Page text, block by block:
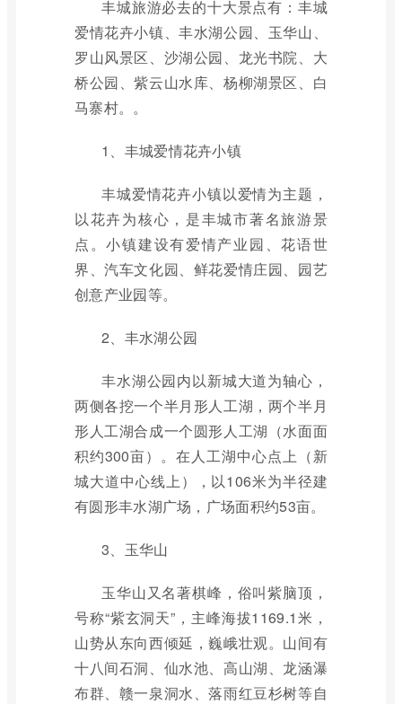
丰城旅游必去的十大景点有：丰城
爱情花卉小镇、丰水湖公园、玉华山、
罗山风景区、沙湖公园、龙光书院、大
桥公园、紫云山水库、杨柳湖景区、白
马寨村。。
1、丰城爱情花卉小镇
丰城爱情花卉小镇以爱情为主题，
以花卉为核心，是丰城市著名旅游景
点。小镇建设有爱情产业园、花语世
界、汽车文化园、鲜花爱情庄园、园艺
创意产业园等。
2、丰水湖公园
丰水湖公园内以新城大道为轴心，
两侧各挖一个半月形人工湖，两个半月
形人工湖合成一个圆形人工湖（水面面
积约300亩）。在人工湖中心点上（新
城大道中心线上），以106米为半径建
有圆形丰水湖广场，广场面积约53亩。
3、玉华山
玉华山又名著棋峰，俗叫紫脑顶，
号称“紫玄洞天”，主峰海拔1169.1米，
山势从东向西倾延，巍峨壮观。山间有
十八间石洞、仙水池、高山湖、龙涵瀑
布群、赣一泉洞水、落雨红豆杉树等自